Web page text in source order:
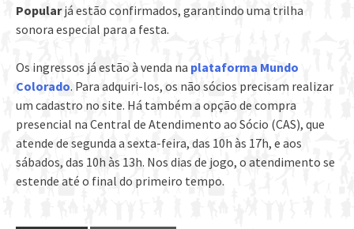
Popularjá estão confirmados, garantindo uma trilha
sonora especial para a festa.
Os ingressos já estão à venda na plataforma Mundo
Colorado. Para adquiri-los, os não sócios precisam realizar
um cadastro no site. Há também a opção de compra
presencial na Central de Atendimento ao Sócio (CAS), que
atende de segunda a sexta-feira, das 10h às 17h, e aos
sábados, das 10h às 13h. Nos dias de jogo, o atendimento se
estende até o final do primeiro tempo.